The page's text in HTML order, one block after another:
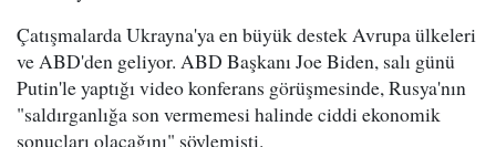
Çatışmalarda Ukrayna'ya en büyük destek Avrupa ülkeleri
ve ABD'den geliyor. ABD Başkanı Joe Biden, salı günü
Putin'le yaptığı video konferans görüşmesinde, Rusya'nın
"saldırganlığa son vermemesi halinde ciddi ekonomik
sonuçları olacağını" söylemişti.